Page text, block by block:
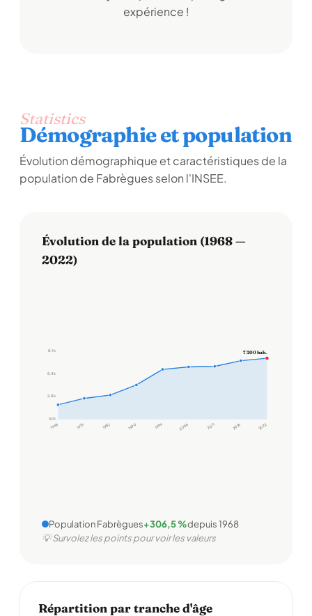
expérience !
Statistics
Démographie et population
Évolution démographique et caractéristiques de la
population de Fabrègues selon l'INSEE.
Évolution de la population (1968 —
2022)
100
2,8 k
5,4 k
8,1 k
1968 1975 1982 1990 1999 2006 2011 2016 2022
7 200 hab.
Population Fabrègues+306,5 %depuis 1968
💡 Survolez les points pour voir les valeurs
Répartition par tranche d'âge